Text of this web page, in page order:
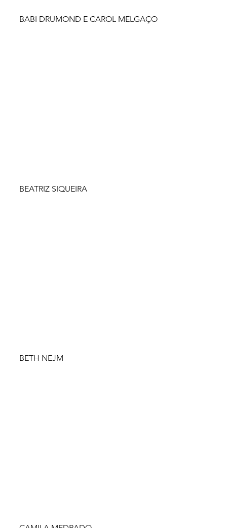
BABI DRUMOND E CAROL MELGAÇO
BEATRIZ SIQUEIRA
BETH NEJM